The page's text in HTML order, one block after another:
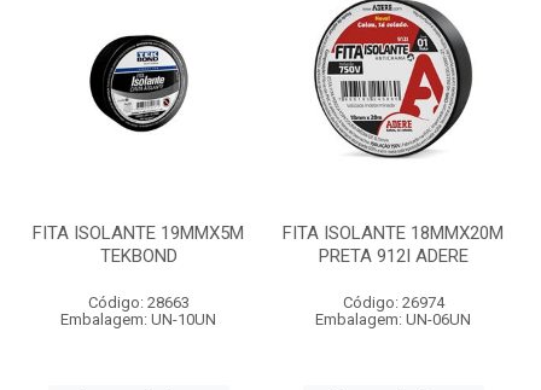
FITA ISOLANTE 19MMX5M
TEKBOND
Código: 28663
Embalagem: UN-10UN
FITA ISOLANTE 18MMX20M
PRETA 912I ADERE
Código: 26974
Embalagem: UN-06UN